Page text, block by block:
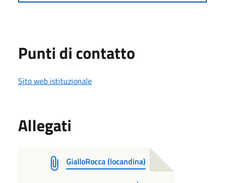
Punti di contatto
Sito web istituzionale
Allegati
GialloRocca (locandina)